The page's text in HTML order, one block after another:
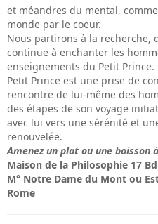
et méandres du mental,
monde par le coeur.
Nous partirons à la recherche,
continue à enchanter les
enseignements du Petit
Petit Prince est une prise de
rencontre de lui-même des
des étapes de son voyage
avec lui vers une sérénité et
renouvelée.
Amenez un plat ou une boisson
Maison de la Philosophie 17
M° Notre Dame du Mont ou
Rome